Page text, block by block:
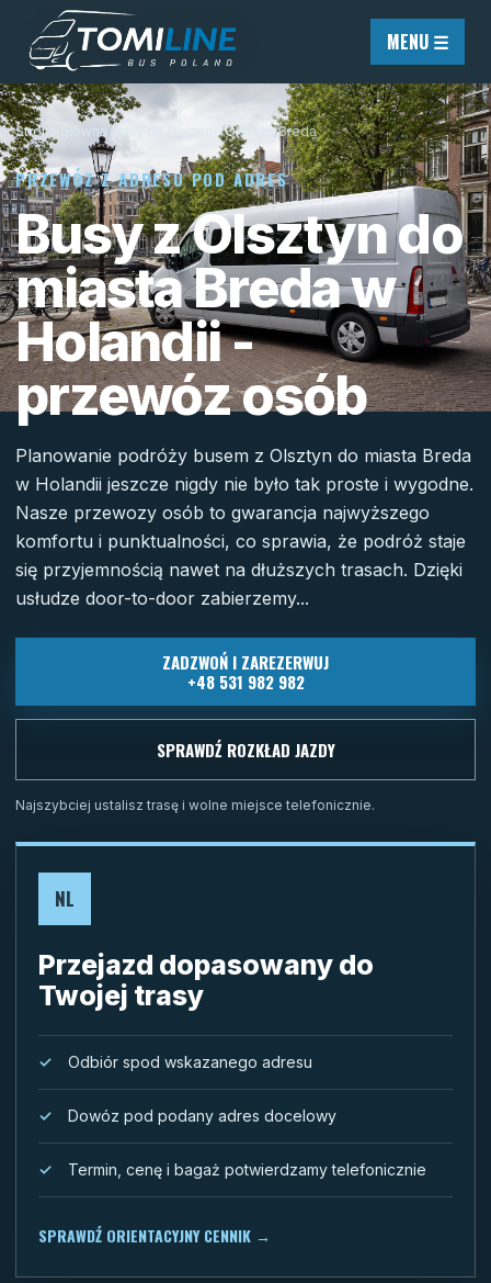
Przejdź do treści
MENU ☰
Strona główna / Busy do Holandii/Olsztyn/Breda
PRZEWÓZ Z ADRESU POD ADRES
Busy z Olsztyn do
miasta Breda w
Holandii -
przewóz osób
Planowanie podróży busem z Olsztyn do miasta Breda
w Holandii jeszcze nigdy nie było tak proste i wygodne.
Nasze przewozy osób to gwarancja najwyższego
komfortu i punktualności, co sprawia, że podróż staje
się przyjemnością nawet na dłuższych trasach. Dzięki
usłudze door-to-door zabierzemy...
ZADZWOŃ I ZAREZERWUJ
+48 531 982 982
SPRAWDŹ ROZKŁAD JAZDY
Najszybciej ustalisz trasę i wolne miejsce telefonicznie.
NL
Przejazd dopasowany do
Twojej trasy
Odbiór spod wskazanego adresu
Dowóz pod podany adres docelowy
Termin, cenę i bagaż potwierdzamy telefonicznie
SPRAWDŹ ORIENTACYJNY CENNIK →